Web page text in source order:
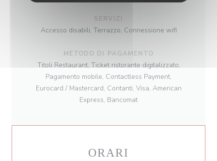
SERVIZI
Accesso disabili, Terrazzo, Connessione wifi
METODO DI PAGAMENTO
Titoli Restaurant, Ticket ristorante digitalizzato,
Pagamento mobile, Contactless Payment,
Eurocard / Mastercard, Contanti, Visa, American
Express, Bancomat
ORARI